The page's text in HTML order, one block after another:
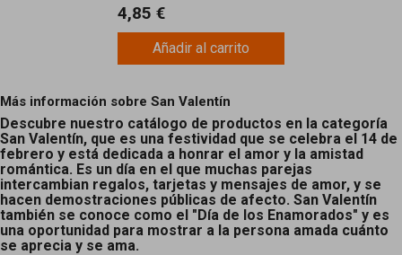
4,85 €
Añadir al carrito
Más información sobre San Valentín
Descubre nuestro catálogo de productos en la categoría
San Valentín, que es una festividad que se celebra el 14 de
febrero y está dedicada a honrar el amor y la amistad
romántica. Es un día en el que muchas parejas
intercambian regalos, tarjetas y mensajes de amor, y se
hacen demostraciones públicas de afecto. San Valentín
también se conoce como el "Día de los Enamorados" y es
una oportunidad para mostrar a la persona amada cuánto
se aprecia y se ama.